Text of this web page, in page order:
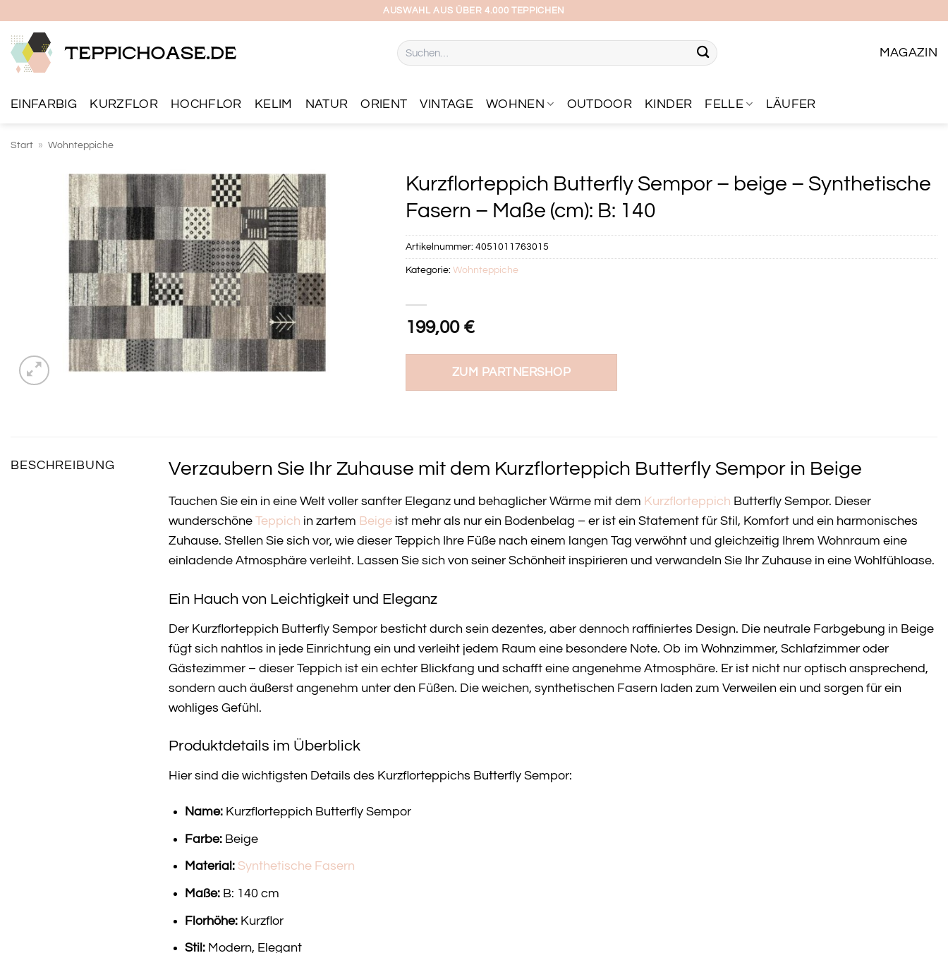
springen
AUSWAHL AUS ÜBER 4.000 TEPPICHEN
Suchen
nach:
MAGAZIN
EINFARBIG KURZFLOR HOCHFLOR KELIM NATUR ORIENT VINTAGE WOHNEN OUTDOOR KINDER FELLE LÄUFER
Start » Wohnteppiche
Kurzflorteppich Butterfly Sempor – beige – Synthetische
Fasern – Maße (cm): B: 140
199,00 €
ZUM PARTNERSHOP
Artikelnummer: 4051011763015
Kategorie: Wohnteppiche
BESCHREIBUNG Verzaubern Sie Ihr Zuhause mit dem Kurzflorteppich Butterfly Sempor in Beige
Tauchen Sie ein in eine Welt voller sanfter Eleganz und behaglicher Wärme mit dem Kurzflorteppich Butterfly Sempor. Dieser
wunderschöne Teppich in zartem Beige ist mehr als nur ein Bodenbelag – er ist ein Statement für Stil, Komfort und ein harmonisches
Zuhause. Stellen Sie sich vor, wie dieser Teppich Ihre Füße nach einem langen Tag verwöhnt und gleichzeitig Ihrem Wohnraum eine
einladende Atmosphäre verleiht. Lassen Sie sich von seiner Schönheit inspirieren und verwandeln Sie Ihr Zuhause in eine Wohlfühloase.
Ein Hauch von Leichtigkeit und Eleganz
Der Kurzflorteppich Butterfly Sempor besticht durch sein dezentes, aber dennoch raffiniertes Design. Die neutrale Farbgebung in Beige
fügt sich nahtlos in jede Einrichtung ein und verleiht jedem Raum eine besondere Note. Ob im Wohnzimmer, Schlafzimmer oder
Gästezimmer – dieser Teppich ist ein echter Blickfang und schafft eine angenehme Atmosphäre. Er ist nicht nur optisch ansprechend,
sondern auch äußerst angenehm unter den Füßen. Die weichen, synthetischen Fasern laden zum Verweilen ein und sorgen für ein
wohliges Gefühl.
Produktdetails im Überblick
Hier sind die wichtigsten Details des Kurzflorteppichs Butterfly Sempor:
Name:Kurzflorteppich Butterfly Sempor
Farbe:Beige
Material: Synthetische Fasern
Maße:B: 140 cm
Florhöhe:Kurzflor
Stil:Modern, Elegant